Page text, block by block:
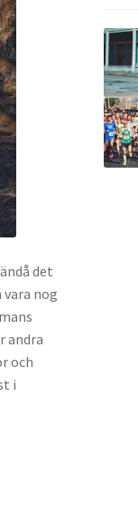
det
nog
andra
och
i